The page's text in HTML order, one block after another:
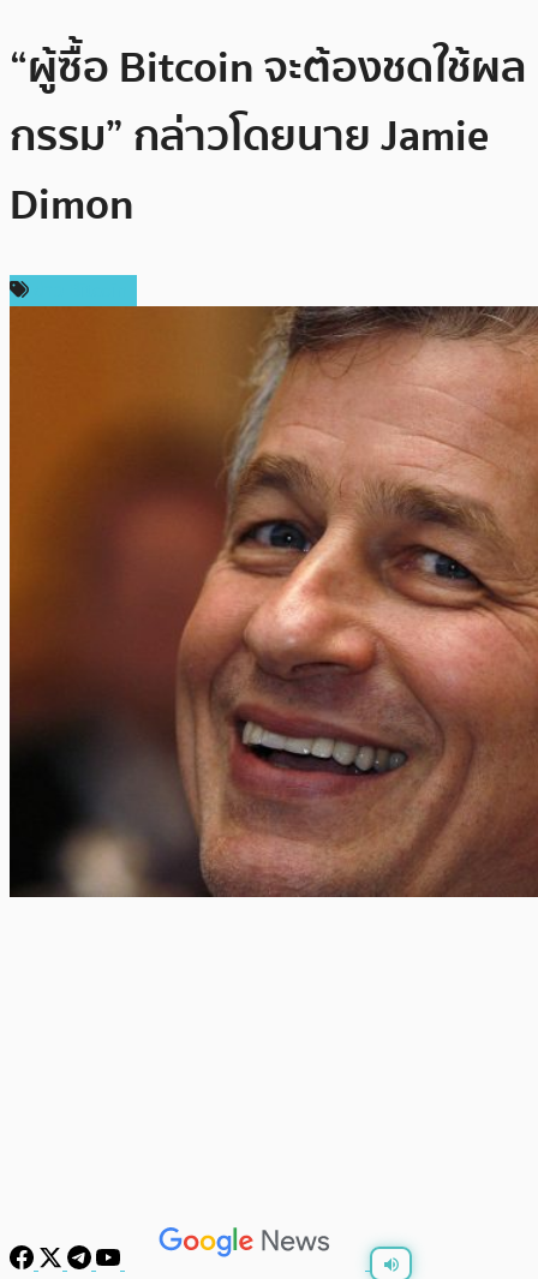
“ผู้ซื้อ Bitcoin จะต้องชดใช้ผล
กรรม” กล่าวโดยนาย Jamie
Dimon